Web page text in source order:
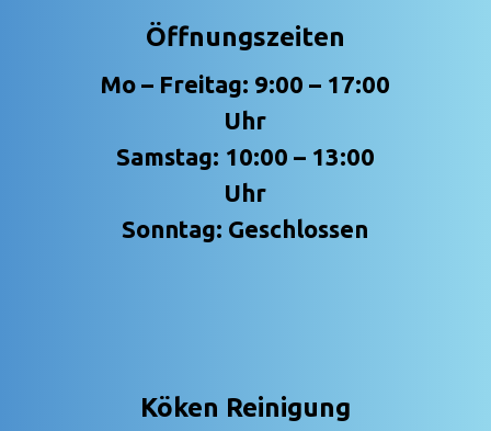
Öffnungszeiten
Mo – Freitag: 9:00 – 17:00
Uhr
Samstag: 10:00 – 13:00
Uhr
Sonntag: Geschlossen
Köken Reinigung